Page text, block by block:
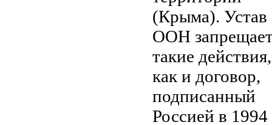
(Крыма). Устав
ООН
такие действия,
как и договор,
подписанный
Россией в 1994